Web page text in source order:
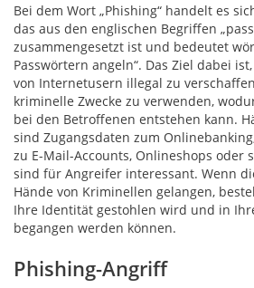
Bei dem Wort „Phishing“ handelt es
das aus den englischen Begriffen
zusammengesetzt ist und bedeutet
Passwörtern angeln“. Das Ziel dabei
von Internetusern illegal zu
kriminelle Zwecke zu verwenden,
bei den Betroffenen entstehen kann.
sind Zugangsdaten zum
zu E-Mail-Accounts, Onlineshops oder
sind für Angreifer interessant. Wenn
Hände von Kriminellen gelangen,
Ihre Identität gestohlen wird und in
begangen werden können.
Phishing-Angriff